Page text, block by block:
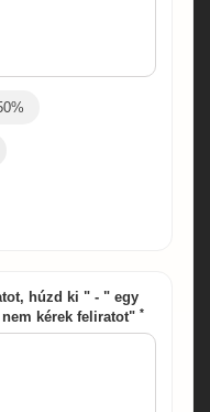
húzd ki " - " egy
kérek feliratot" *